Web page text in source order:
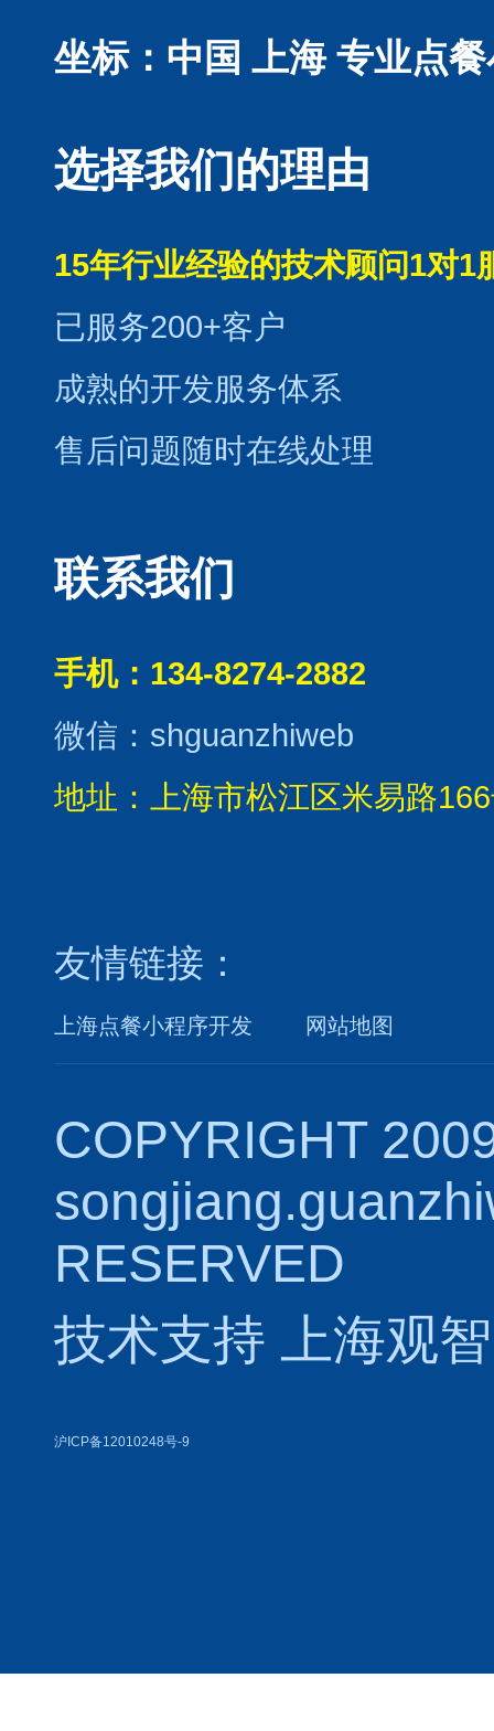
坐标：中国 上海 专业点
选择我们的理由
15年行业经验的技术顾问1对1
已服务200+客户
成熟的开发服务体系
售后问题随时在线处理
联系我们
手机：134-8274-2882
微信：shguanzhiweb
地址：上海市松江区米易路
友情链接：
上海点餐小程序开发 网站地图
COPYRIGHT
RESERVED
技术支持
上海观
沪ICP备12010248号-9